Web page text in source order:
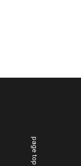
page top